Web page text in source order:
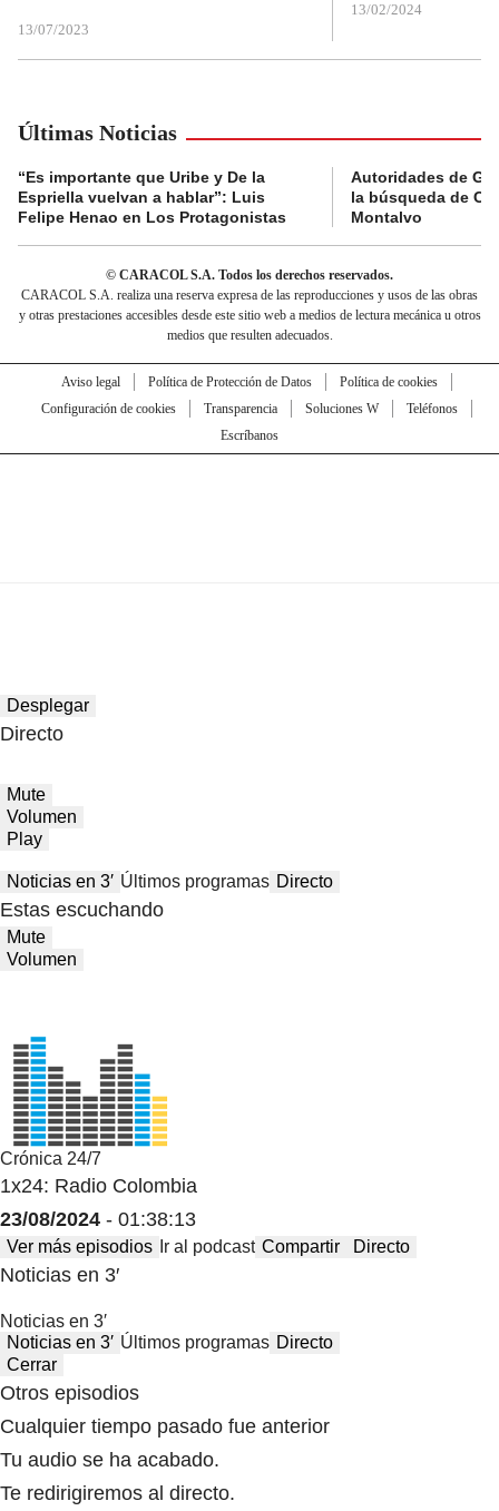
13/07/2023
13/02/2024
Últimas Noticias
“Es importante que Uribe y De la
Espriella vuelvan a hablar”: Luis
Felipe Henao en Los Protagonistas
Autoridades de
la búsqueda de
Montalvo
© CARACOL S.A. Todos los derechos reservados.
CARACOL S.A. realiza una reserva expresa de las reproducciones y usos de las obras
y otras prestaciones accesibles desde este sitio web a medios de lectura mecánica u otros
medios que resulten adecuados.
Aviso legal Política de Protección de Datos
Política de cookies
Configuración de cookies
Transparencia Soluciones W
Teléfonos
Escríbanos
Desplegar
Directo
Mute
Volumen
Play
Noticias en 3′ Últimos programas Directo
Estas escuchando
Mute
Volumen
Crónica 24/7
1x24: Radio Colombia
23/08/2024 - 01:38:13
Ver más episodios Ir al podcast Compartir Directo
Noticias en 3′
Noticias en 3′
Noticias en 3′ Últimos programas Directo
Cerrar
Otros episodios
Cualquier tiempo pasado fue anterior
Tu audio se ha acabado.
Te redirigiremos al directo.